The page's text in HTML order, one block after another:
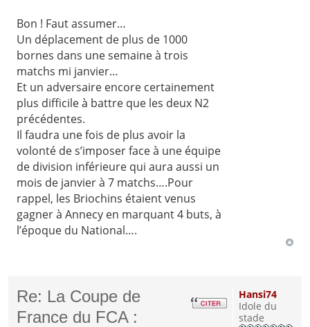
Bon ! Faut assumer…
Un déplacement de plus de 1000
bornes dans une semaine à trois
matchs mi janvier…
Et un adversaire encore certainement
plus difficile à battre que les deux N2
précédentes.
Il faudra une fois de plus avoir la
volonté de s’imposer face à une équipe
de division inférieure qui aura aussi un
mois de janvier à 7 matchs….Pour
rappel, les Briochins étaient venus
gagner à Annecy en marquant 4 buts, à
l’époque du National….
Re: La Coupe de
France du FCA :
Hansi74
Idole du
stade